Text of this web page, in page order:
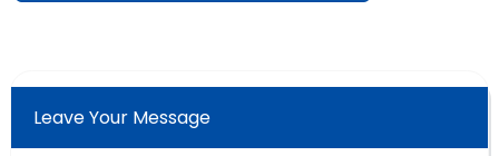
Leave Your Message